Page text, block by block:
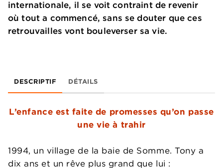
internationale, il se voit contraint de revenir
où tout a commencé, sans se douter que ces
retrouvailles vont bouleverser sa vie.
DESCRIPTIF DÉTAILS
L’enfance est faite de promesses qu’on passe
une vie à trahir
1994, un village de la baie de Somme. Tony a
dix ans et un rêve plus grand que lui :